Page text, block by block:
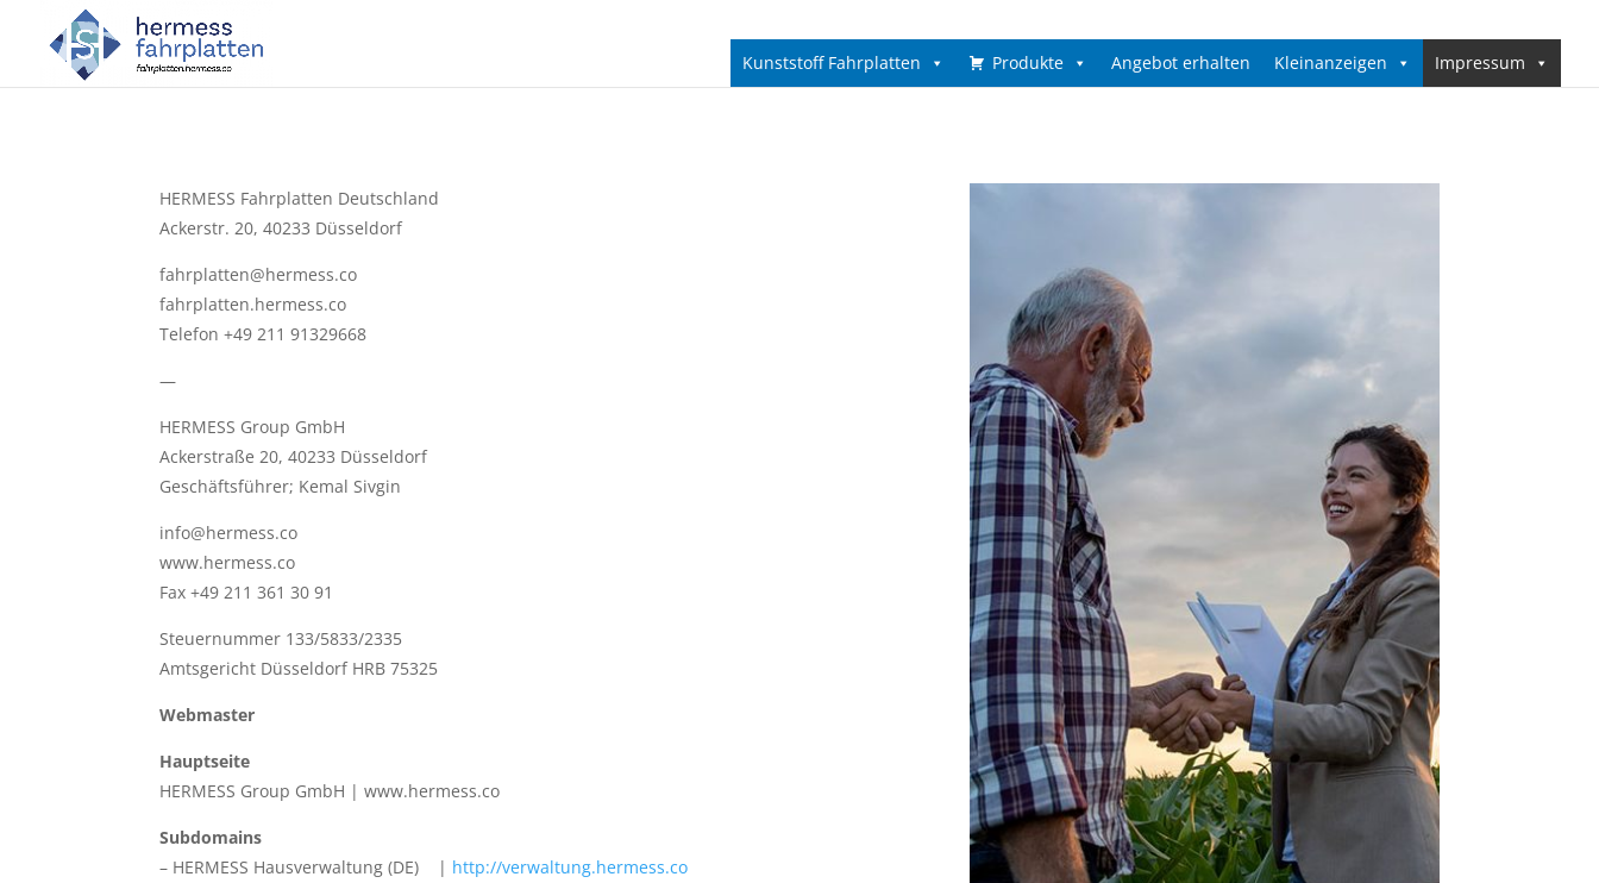
Kunststoff Fahrplatten Produkte Angebot erhalten Kleinanzeigen Impressum
HERMESS Fahrplatten Deutschland
Ackerstr. 20, 40233 Düsseldorf
fahrplatten@hermess.co
fahrplatten.hermess.co
Telefon +49 211 91329668
—
HERMESS Group GmbH
Ackerstraße 20, 40233 Düsseldorf
Geschäftsführer; Kemal Sivgin
info@hermess.co
www.hermess.co
Fax +49 211 361 30 91
Steuernummer 133/5833/2335
Amtsgericht Düsseldorf HRB 75325
Webmaster
Hauptseite
HERMESS Group GmbH | www.hermess.co
Subdomains
– HERMESS Hausverwaltung (DE) | http://verwaltung.hermess.co